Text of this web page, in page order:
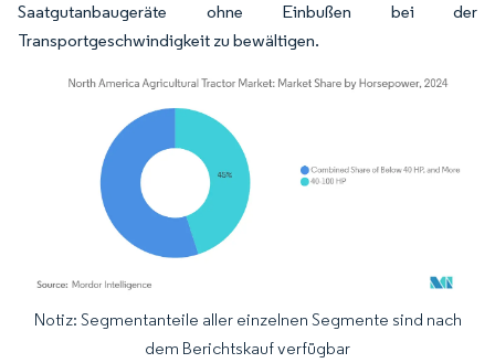
Saatgutanbaugeräte ohne Einbußen bei der
Transportgeschwindigkeit zu bewältigen.
Bild © Mordor Intelligence. Wiederverwendung erfordert Namensnennung
Notiz: Segmentanteile aller einzelnen Segmente sind nach
dem Berichtskauf verfügbar